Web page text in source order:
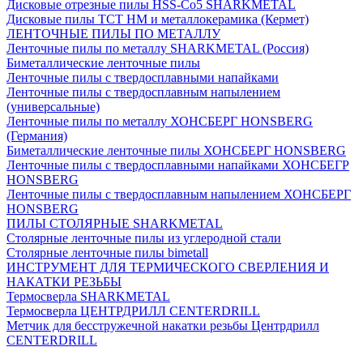
Дисковые отрезные пилы HSS-Co5 SHARKMETAL
Дисковые пилы ТСТ НМ и металлокерамика (Кермет)
ЛЕНТОЧНЫЕ ПИЛЫ ПО МЕТАЛЛУ
Ленточные пилы по металлу SHARKMETAL (Россия)
Биметаллические ленточные пилы
Ленточные пилы с твердосплавными напайками
Ленточные пилы с твердосплавным напылением
(универсальные)
Ленточные пилы по металлу ХОНСБЕРГ HONSBERG
(Германия)
Биметаллические ленточные пилы ХОНСБЕРГ HONSBERG
Ленточные пилы с твердосплавными напайками ХОНСБЕГР
HONSBERG
Ленточные пилы с твердосплавным напылением ХОНСБЕРГ
HONSBERG
ПИЛЫ СТОЛЯРНЫЕ SHARKMETAL
Столярные ленточные пилы из углеродной стали
Столярные ленточные пилы bimetall
ИНСТРУМЕНТ ДЛЯ ТЕРМИЧЕСКОГО СВЕРЛЕНИЯ И
НАКАТКИ РЕЗЬБЫ
Термосверла SHARKMETAL
Термосверла ЦЕНТРДРИЛЛ CENTERDRILL
Метчик для бесстружечной накатки резьбы Центрдрилл
CENTERDRILL